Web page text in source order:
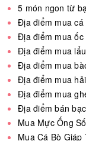
5 món ngon từ
Địa điểm mua cá
Địa điểm mua ốc
Địa điểm mua
Địa điểm mua
Địa điểm mua
Địa điểm mua
Địa điểm bán
Mua Mực Ống
Mua Cá Bò Giáp